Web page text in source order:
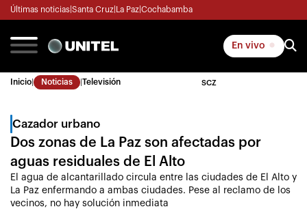
Últimas noticias Santa Cruz La Paz Cochabamba
En vivo
Inicio Noticias Televisión SCZ
Cazador urbano
Dos zonas de La Paz son afectadas por
aguas residuales de El Alto
El agua de alcantarillado circula entre las ciudades de El Alto y
La Paz enfermando a ambas ciudades. Pese al reclamo de los
vecinos, no hay solución inmediata